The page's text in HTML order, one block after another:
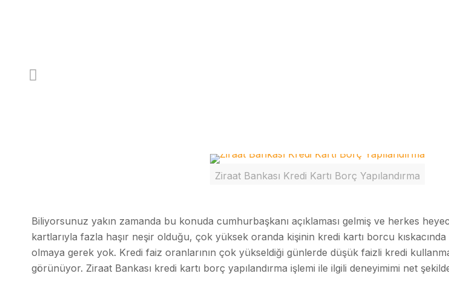
Ziraat Bankası Kredi Kartı Borç Yapılandırma
Biliyorsunuz yakın zamanda bu konuda cumhurbaşkanı açıklaması gelmiş ve herkes
kartlarıyla fazla haşır neşir olduğu, çok yüksek oranda kişinin kredi kartı borcu
olmaya gerek yok. Kredi faiz oranlarının çok yükseldiği günlerde düşük faizli kredi
görünüyor. Ziraat Bankası kredi kartı borç yapılandırma işlemi ile ilgili deneyimimi net